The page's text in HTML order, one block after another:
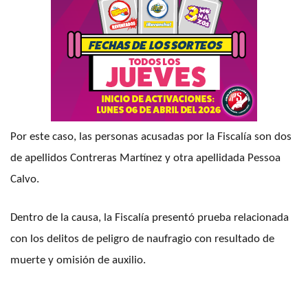
Por este caso, las personas acusadas por la Fiscalía son dos
de apellidos Contreras Martínez y otra apellidada Pessoa
Calvo.
Dentro de la causa, la Fiscalía presentó prueba relacionada
con los delitos de peligro de naufragio con resultado de
muerte y omisión de auxilio.